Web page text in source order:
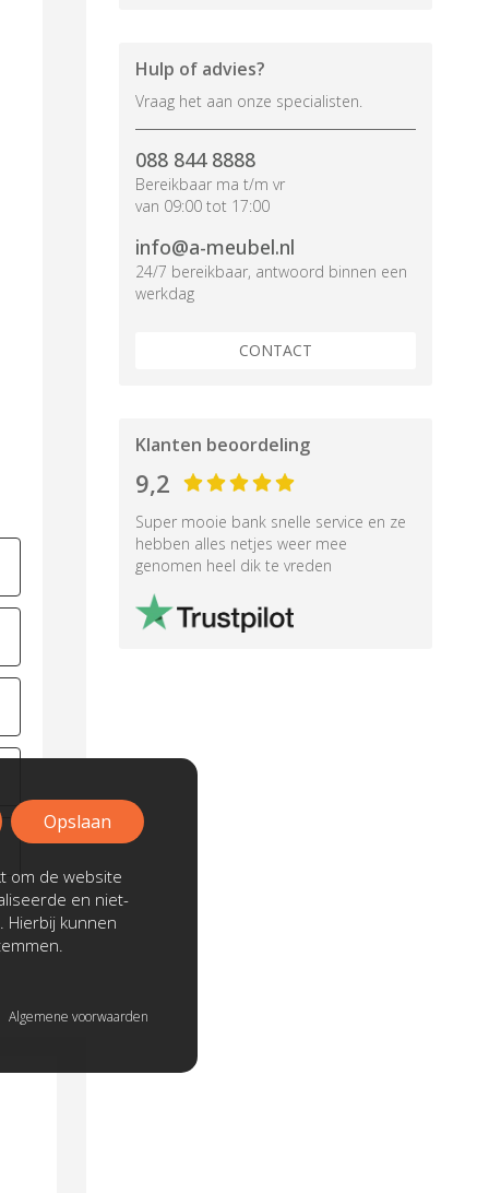
Hulp of advies?
Vraag het aan onze specialisten.
088 844 8888
Bereikbaar ma t/m vr
van 09:00 tot 17:00
info@a-meubel.nl
24/7 bereikbaar, antwoord binnen een
werkdag
CONTACT
Klanten beoordeling
9,2
Super mooie bank snelle service en ze
hebben alles netjes weer mee
genomen heel dik te vreden
om de website
en niet-
Hierbij kunnen
Opslaan
Algemene voorwaarden